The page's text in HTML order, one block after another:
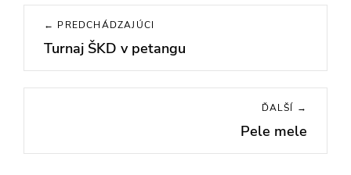
Navigácia
článku
← PREDCHÁDZAJÚCI
Previous
post:
Turnaj ŠKD v petangu
ĎALŠÍ →
post:
Pele mele